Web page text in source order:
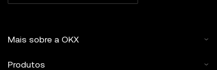
Mais sobre a OKX
Produtos